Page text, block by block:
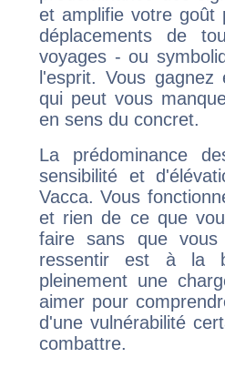
et amplifie votre goût
déplacements de
voyages - ou
l'esprit. Vous
qui peut vous
en sens du concret.
La prédominance
sensibilité et
Vacca. Vous
et rien de ce que
faire sans que
ressentir est à la
pleinement une
aimer pour
d'une vulnérabilité
combattre.